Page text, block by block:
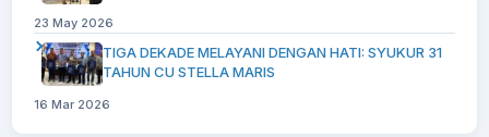
23 May 2026
TIGA DEKADE MELAYANI DENGAN HATI: SYUKUR 31
TAHUN CU STELLA MARIS
16 Mar 2026